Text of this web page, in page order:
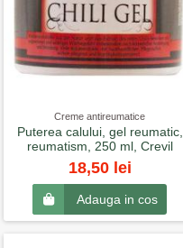
Creme antireumatice
Puterea calului, gel reumatic,
reumatism, 250 ml, Crevil
18,50 lei
Adauga in cos